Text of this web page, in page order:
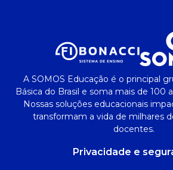
A SOMOS Educação é o principal
Básica do Brasil e soma mais de 100
Nossas soluções educacionais
transformam a vida de milhares
docentes.
Privacidade e